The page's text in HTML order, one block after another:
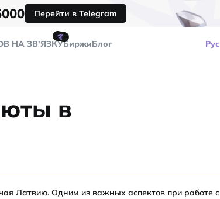
Перейти в Telegram
🤙
НА ЗВ'ЯЗКУБиржиБлог Рус
в
Латвию. Одним из важных аспектов при работе с